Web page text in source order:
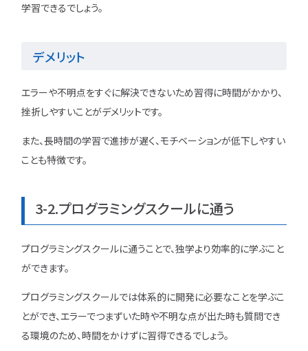
学習できるでしょう。
デメリット
エラーや不明点をすぐに解決できないため習得に時間がかかり、
挫折しやすいことがデメリットです。
また、長時間の学習で進捗が遅く、モチベーションが低下しやすい
ことも特徴です。
3-2.プログラミングスクールに通う
プログラミングスクールに通うことで、独学より効率的に学ぶこと
ができます。
プログラミングスクールでは体系的に開発に必要なことを学ぶこ
とができ、エラーでつまずいた時や不明な点が出た時も質問でき
る環境のため、時間をかけずに習得できるでしょう。